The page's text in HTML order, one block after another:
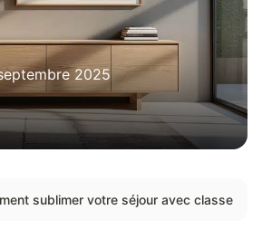
2025
sublimer votre séjour avec classe